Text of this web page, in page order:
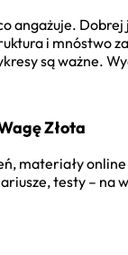
angażuje. Dobrej
i mnóstwo
są ważne.
Złota
materiały
testy – na